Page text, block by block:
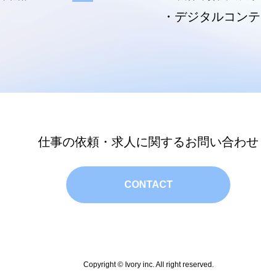
・デジタルコン
仕事の依頼・求人に関するお問い合わせ
CONTACT
Copyright © Ivory inc. All right reserved.